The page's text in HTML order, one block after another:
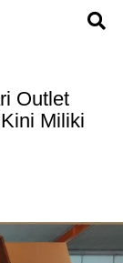
Outlet
Miliki